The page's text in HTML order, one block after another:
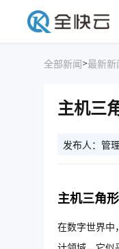
全部新闻>最新新
主机三
发布人：管
主机三角
在数字世界中